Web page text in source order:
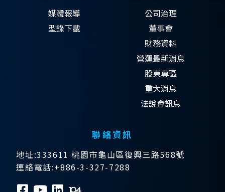
媒體報導
型錄下載
公司治理
董事會
財務資料
營運最新消息
股東專區
重大消息
法說會訊息
聯絡資訊
地址:333611 桃園市龜山區復興三路568號
連絡電話:+886-3-327-7288